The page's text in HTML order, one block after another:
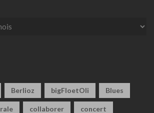
Berlioz bigFloetOli Blues
collaborer concert